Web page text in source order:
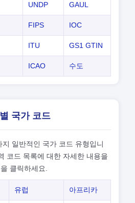
UNDP GAUL
FIPS IOC
ITU GS1 GTIN
ICAO 수도
국가 코드
지 일반적인 국가 코드 유형입니
코드 목록에 대한 자세한 내용을
클릭하세요.
유럽 아프리카